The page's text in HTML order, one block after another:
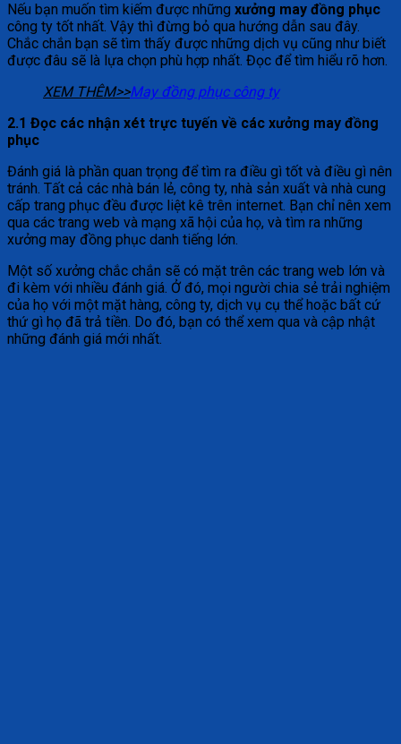
Nếu bạn muốn tìm kiếm được những xưởng may đồng phục
công ty tốt nhất. Vậy thì đừng bỏ qua hướng dẫn sau đây.
Chắc chắn bạn sẽ tìm thấy được những dịch vụ cũng như biết
được đâu sẽ là lựa chọn phù hợp nhất. Đọc để tìm hiểu rõ hơn.
XEM THÊM>>May đồng phục công ty
2.1 Đọc các nhận xét trực tuyến về các xưởng may đồng
phục
Đánh giá là phần quan trọng để tìm ra điều gì tốt và điều gì nên
tránh. Tất cả các nhà bán lẻ, công ty, nhà sản xuất và nhà cung
cấp trang phục đều được liệt kê trên internet. Bạn chỉ nên xem
qua các trang web và mạng xã hội của họ, và tìm ra những
xưởng may đồng phục danh tiếng lớn.
Một số xưởng chắc chắn sẽ có mặt trên các trang web lớn và
đi kèm với nhiều đánh giá. Ở đó, mọi người chia sẻ trải nghiệm
của họ với một mặt hàng, công ty, dịch vụ cụ thể hoặc bất cứ
thứ gì họ đã trả tiền. Do đó, bạn có thể xem qua và cập nhật
những đánh giá mới nhất.